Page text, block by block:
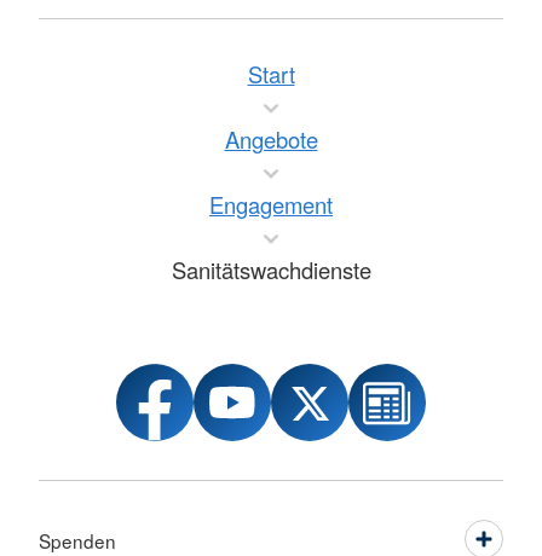
Start
Angebote
Engagement
Sanitätswachdienste
Spenden